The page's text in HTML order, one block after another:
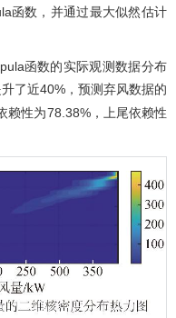
函数，并通过最大似然估计
函数的实际观测数据分布
了近40%，预测弃风数据的
赖性为78.38%，上尾依赖性